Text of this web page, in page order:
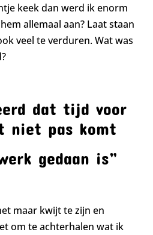
keek dan werd ik enorm
allemaal aan? Laat staan
veel te verduren. Wat was
dat tijd voor
niet pas komt
gedaan is”
maar kwijt te zijn en
om te achterhalen wat ik